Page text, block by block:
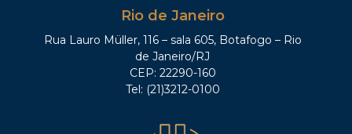
Rio de Janeiro
Rua Lauro Müller, 116 – sala 605, Botafogo – Rio
de Janeiro/RJ
CEP: 22290-160
Tel: (21)3212-0100